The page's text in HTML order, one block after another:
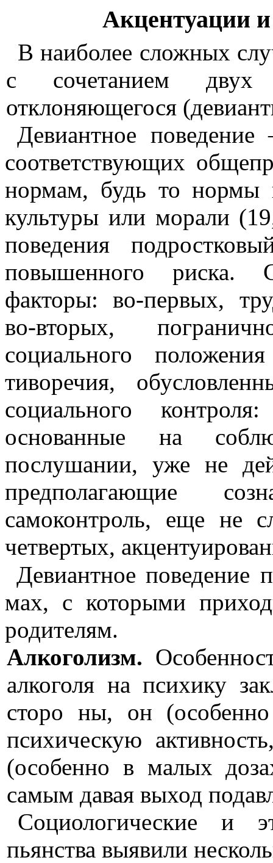
Акцентуации
В наиболее сложных
с сочетанием двух
отклоняющегося (
Девиантное
соот­ветствующих
нормам, будь то нормы
культуры или морали
поведения
повышенного риска.
факторы: во-первых,
во-вторых,
социального
тиворечия,
соци­ального
основанные на
послушании, уже не
предполагающие
самоконтроль, еще не
четвертых,
Девиантное поведение
мах, с которыми
родите­лям.
Алкоголизм.
алкоголя на психику
сторо
ны, он
психическую
(особенно в малых
самым давая выход
Социологические и
пьян­ства выявили